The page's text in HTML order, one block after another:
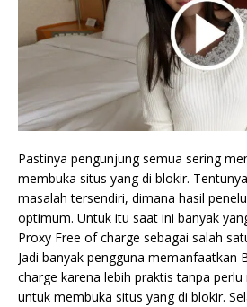
Pastinya pengunjung semua sering
membuka situs yang di blokir.
masalah tersendiri, dimana hasil
optimum. Untuk itu saat ini banyak
Proxy Free of charge sebagai salah
Jadi banyak pengguna memanfaatkan
charge karena lebih praktis tanpa perlu
untuk membuka situs yang di blokir.